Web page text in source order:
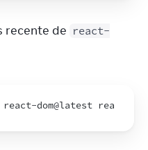
recente de react-
react-dom@latest react